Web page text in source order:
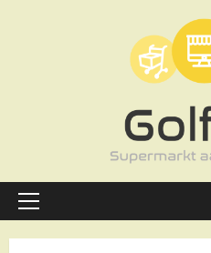
Primair